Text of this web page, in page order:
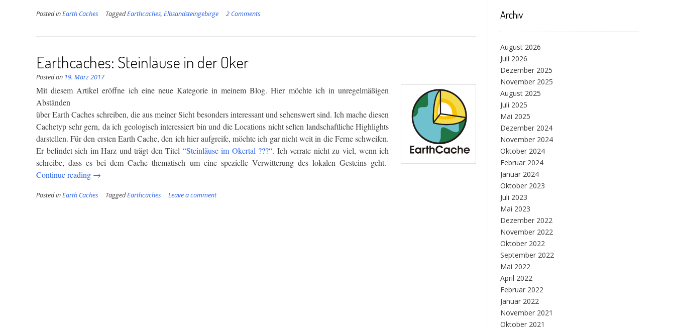
Wasser
Elbsandstein”
Posted inEarth Caches TaggedEarthcaches, Elbsandsteingebirge 2 Comments
Earthcaches: Steinläuse in der Oker
Posted on 19. März 2017
Mit diesem Artikel eröffne ich eine neue Kategorie in meinem Blog. Hier möchte ich in unregelmäßigen
Abständen
über Earth Caches schreiben, die aus meiner Sicht besonders interessant und sehenswert sind. Ich mache diesen
Cachetyp sehr gern, da ich geologisch interessiert bin und die Locations nicht selten landschaftliche Highlights
darstellen. Für den ersten Earth Cache, den ich hier aufgreife, möchte ich gar nicht weit in die Ferne schweifen.
Er befindet sich im Harz und trägt den Titel “Steinläuse im Okertal ???“. Ich verrate nicht zu viel, wenn ich
schreibe, dass es bei dem Cache thematisch um eine spezielle Verwitterung des lokalen Gesteins geht.
Continue reading “Earthcaches:
in
→
Posted inEarth Caches TaggedEarthcaches Leave a comment
Archiv
August 2026
Juli 2026
Dezember 2025
November 2025
August 2025
Juli 2025
Mai 2025
Dezember 2024
November 2024
Oktober 2024
Februar 2024
Januar 2024
Oktober 2023
Juli 2023
Mai 2023
Dezember 2022
November 2022
Oktober 2022
September 2022
Mai 2022
April 2022
Februar 2022
Januar 2022
November 2021
Oktober 2021